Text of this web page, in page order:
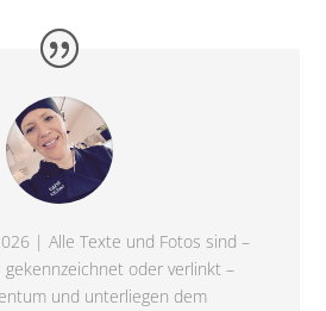
| Alle Texte und Fotos sind –
oder verlinkt –
und unterliegen dem